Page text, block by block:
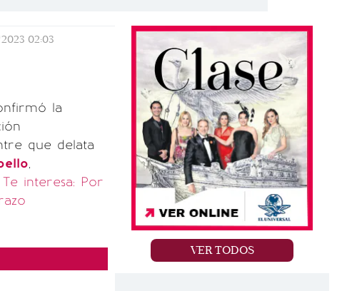
02:03
la
que delata
,
Te interesa: Por
VER TODOS